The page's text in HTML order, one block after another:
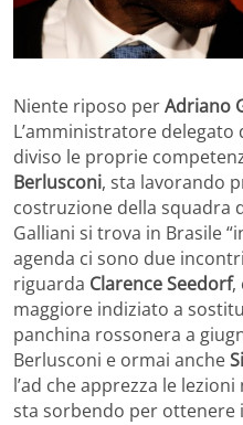
Niente riposo perAdriano
L’amministratore delegato
diviso le proprie
Berlusconi, sta lavorando
costruzione della squadra
Galliani si trova in Brasile
agenda ci sono due
riguarda Clarence Seedorf,
maggiore indiziato a
panchina rossonera a
Berlusconi e ormai anche
l’ad che apprezza le
sta sorbendo per ottenere